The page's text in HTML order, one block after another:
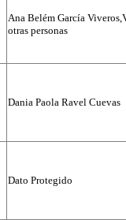
Ana Belém García
otras personas
Dania Paola Ravel Cuevas
Dato Protegido